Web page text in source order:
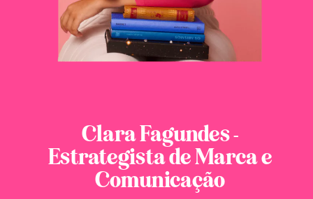
Clara Fagundes -
Estrategista de Marca e
Comunicação